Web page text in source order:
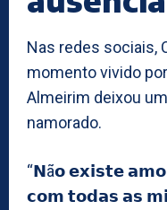
Nas redes sociais,
momento vivido
Almeirim deixou
namorado.
“𝗡ã𝗼 𝗲𝘅𝗶𝘀𝘁𝗲
𝗰𝗼𝗺 𝘁𝗼𝗱𝗮𝘀 𝗮𝘀